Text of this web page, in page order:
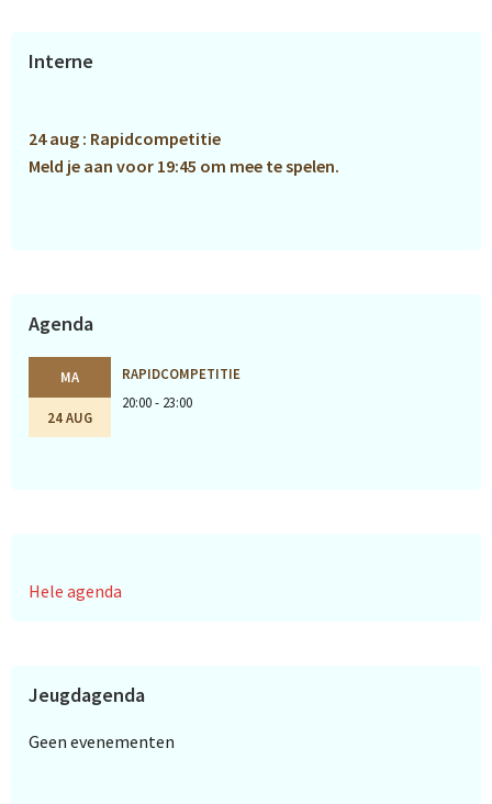
Primaire
Interne
24 aug : Rapidcompetitie
Meld je aan voor 19:45 om mee te spelen.
Agenda
MA
24 AUG
RAPIDCOMPETITIE
20:00 - 23:00
Hele agenda
Jeugdagenda
Geen evenementen